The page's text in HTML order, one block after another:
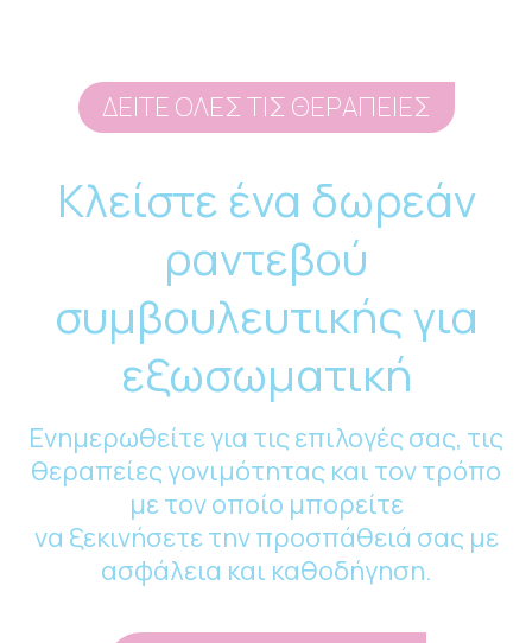
ΔΕΙΤΕ ΟΛΕΣ ΤΙΣ ΘΕΡΑΠΕΙΕΣ
Κλείστε ένα δωρεάν
ραντεβού
συμβουλευτικής για
εξωσωματική
Ενημερωθείτε για τις επιλογές σας, τις
θεραπείες γονιμότητας και τον τρόπο
με τον οποίο μπορείτε
να ξεκινήσετε την προσπάθειά σας με
ασφάλεια και καθοδήγηση.